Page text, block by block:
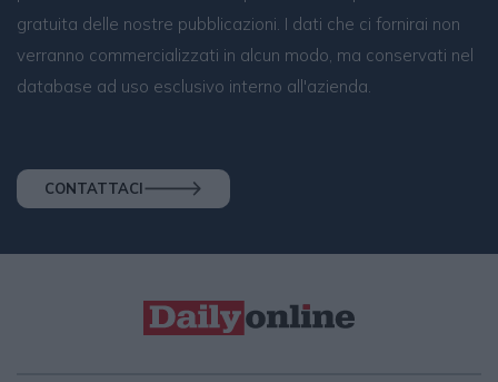
gratuita delle nostre pubblicazioni. I dati che ci fornirai non
verranno commercializzati in alcun modo, ma conservati nel
database ad uso esclusivo interno all'azienda.
CONTATTACI